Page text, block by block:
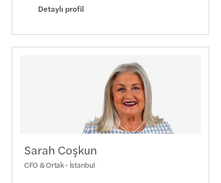
Detaylı profil
Sarah Coşkun
CFO & Ortak - İstanbul